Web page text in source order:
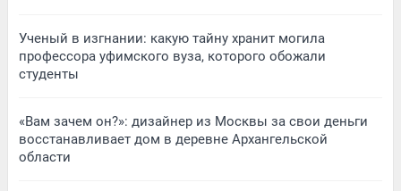
Ученый в изгнании: какую тайну хранит могила
профессора уфимского вуза, которого обожали
студенты
«Вам зачем он?»: дизайнер из Москвы за свои деньги
восстанавливает дом в деревне Архангельской
области